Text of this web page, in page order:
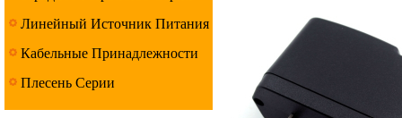
Линейный Источник Питания
Серии
Кабельные Принадлежности
Серии
Плесень Серии